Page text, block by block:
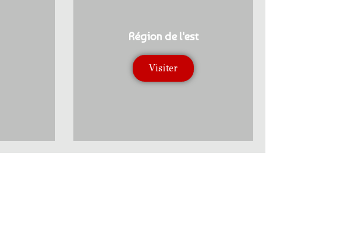
Région de l'est
Visiter